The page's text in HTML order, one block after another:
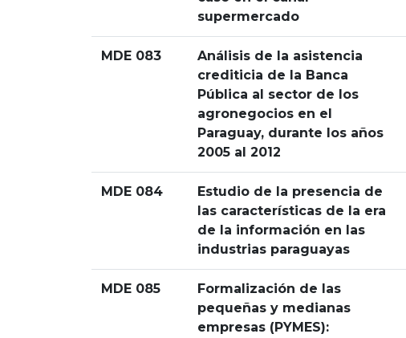
supermercado
MDE 083
Análisis de la asistencia
crediticia de la Banca
Pública al sector de los
agronegocios en el
Paraguay, durante los años
2005 al 2012
MDE 084
Estudio de la presencia de
las características de la era
de la información en las
industrias paraguayas
MDE 085
Formalización de las
pequeñas y medianas
empresas (PYMES):